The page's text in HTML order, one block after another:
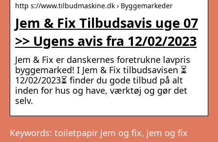
http s://www.tilbudmaskine.dk › Byggemarkeder
Jem & Fix Tilbudsavis uge 07
>> Ugens avis fra 12/02/2023
Jem & Fix er danskernes foretrukne lavpris
byggemarked! I Jem & Fix tilbudsavisen ⏳
12/02/2023⏳ finder du gode tilbud på alt
inden for hus og have, værktøj og gør det
selv.
Keywords: toiletpapir jem og fix, jem og fix